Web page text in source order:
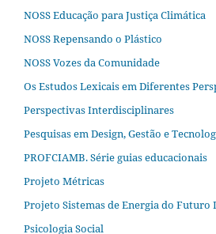
NOSS Educação para Justiça Climática
NOSS Repensando o Plástico
NOSS Vozes da Comunidade
Os Estudos Lexicais em Diferentes
Perspectivas Interdisciplinares
Pesquisas em Design, Gestão e
PROFCIAMB. Série guias educacionais
Projeto Métricas
Projeto Sistemas de Energia do Futuro
Psicologia Social